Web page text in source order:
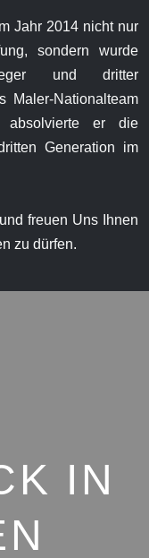
Jahr 2014 nicht nur
sondern wurde
und dritter
Maler-Nationalteam
absolvierte er die
Generation im
freuen Uns Ihnen
zu dürfen.
IN